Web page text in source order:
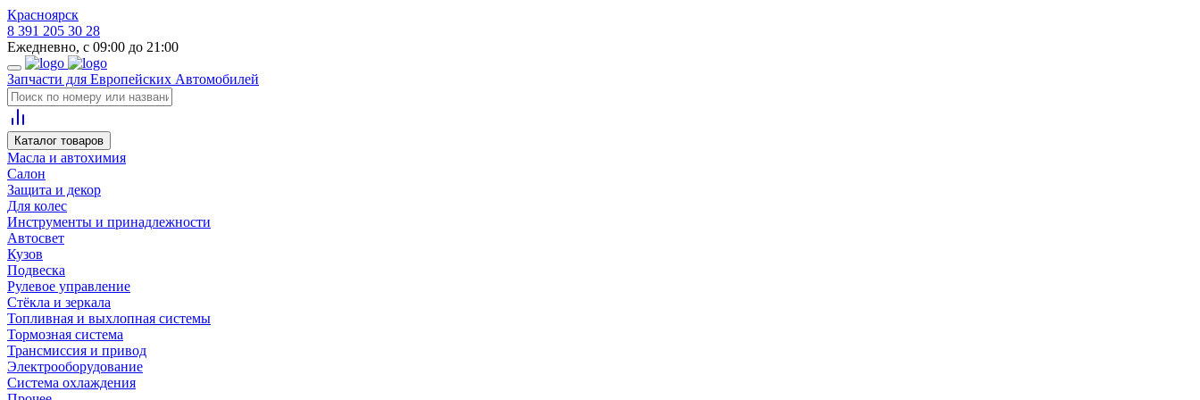
Красноярск
8 391 205 30 28
Ежедневно, с 09:00 до 21:00
Запчасти для Европейских Автомобилей
Каталог товаров
Масла и автохимия
Салон
Защита и декор
Для колес
Инструменты и принадлежности
Автосвет
Кузов
Подвеска
Рулевое управление
Стёкла и зеркала
Топливная и выхлопная системы
Тормозная система
Трансмиссия и привод
Электрооборудование
Система охлаждения